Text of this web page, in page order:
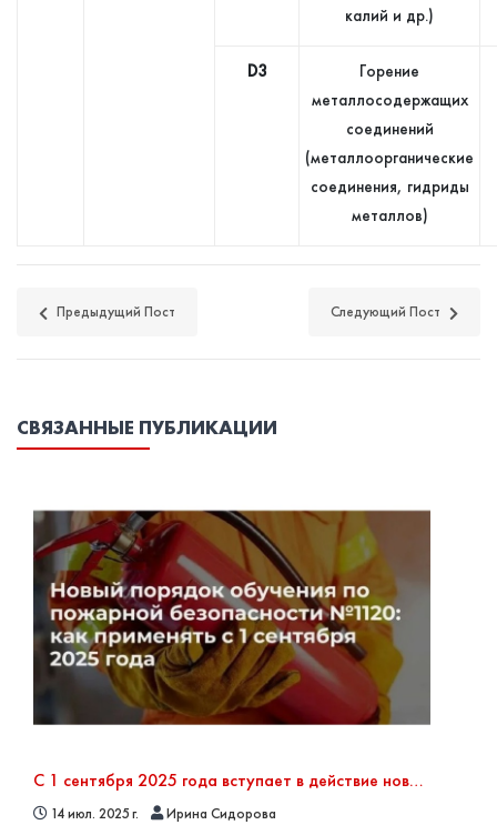
калий и др.)
D3
Горение
металлосодержащих
соединений
(металлоорганические
соединения, гидриды
металлов)
Предыдущий Пост Следующий Пост
СВЯЗАННЫЕ ПУБЛИКАЦИИ
С 1 сентября 2025 года вступает в действие новый порядок обучения по пожарной безопасности — приказ МЧС РФ от 16.12.2024 № 1120
14 июл. 2025 г. Ирина Сидорова